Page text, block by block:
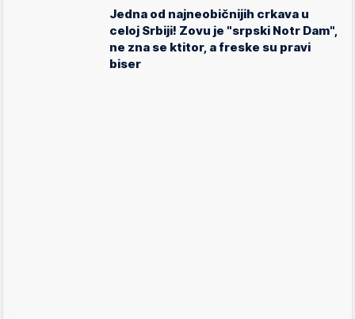
Jedna od najneobičnijih crkava u
celoj Srbiji! Zovu je "srpski Notr Dam",
ne zna se ktitor, a freske su pravi
biser